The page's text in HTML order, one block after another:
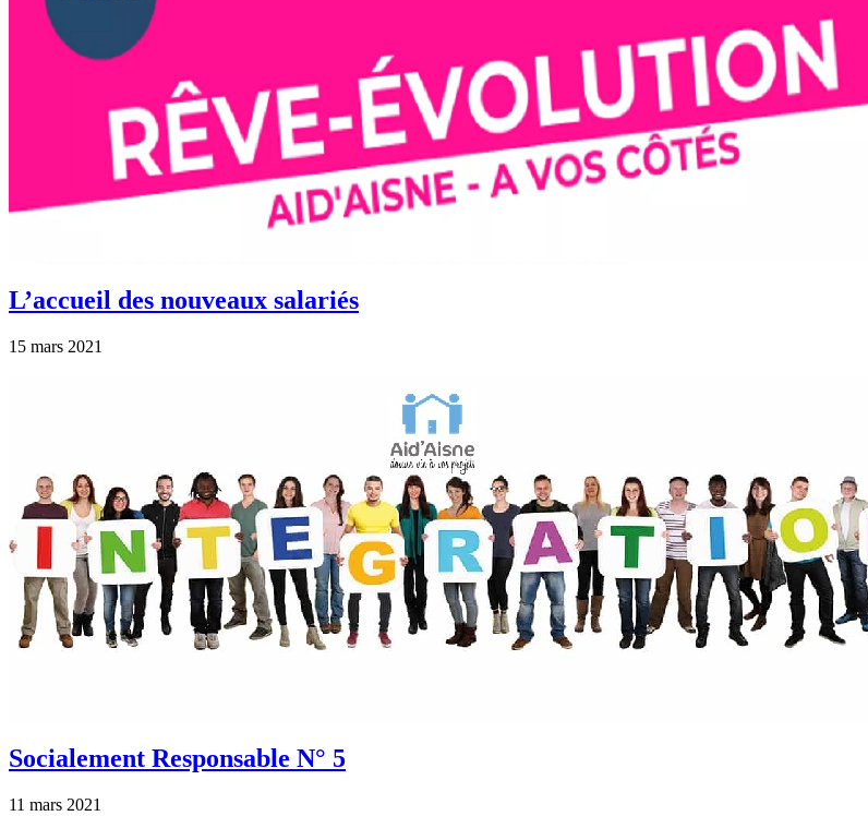
L’accueil des nouveaux salariés
15 mars 2021
Socialement Responsable N° 5
11 mars 2021